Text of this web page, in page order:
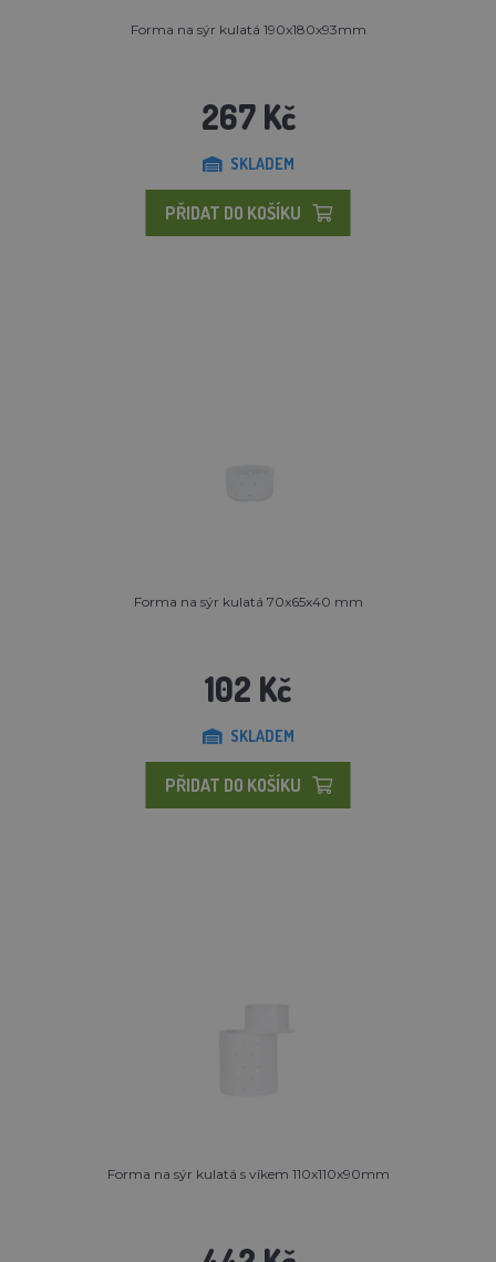
Forma na sýr kulatá 190x180x93mm
267 Kč
SKLADEM
PŘIDAT DO KOŠÍKU
Forma na sýr kulatá 70x65x40 mm
102 Kč
SKLADEM
PŘIDAT DO KOŠÍKU
Forma na sýr kulatá s víkem 110x110x90mm